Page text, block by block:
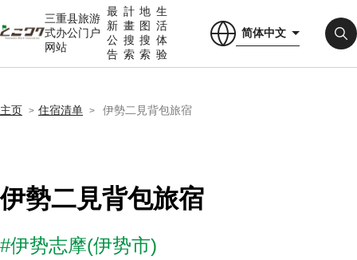
三重县旅游
式办公门户
网站
最
新
公
告
計
畫
搜
索
地
图
搜
索
生
活
体
验
简体中文
主页 住宿清单 伊勢二見背包旅宿
伊勢二見背包旅宿
#伊势志摩(伊势市)